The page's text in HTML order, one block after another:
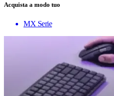
Acquista a modo tuo
MX Serie